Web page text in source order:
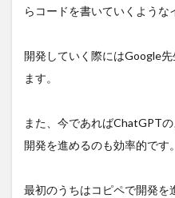
らコードを書いていくような
開発していく際にはGoogle
ます。
また、今であればChatGPT
開発を進めるのも効率的です。
最初のうちはコピペで開発を